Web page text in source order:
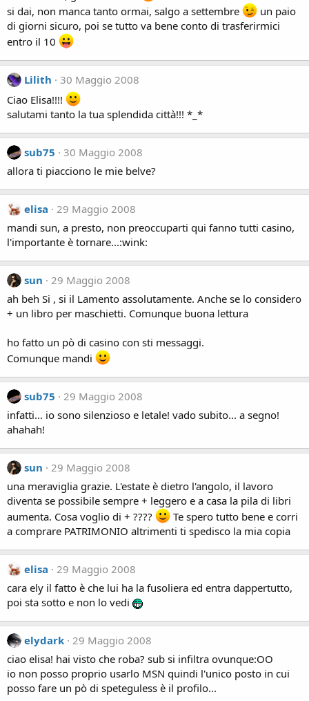
si dai, non manca tanto ormai, salgo a settembre
un paio
di giorni sicuro, poi se tutto va bene conto di trasferirmici
entro il 10
Lilith
30 Maggio 2008
Ciao Elisa!!!!
salutami tanto la tua splendida città!!! *_*
sub75
30 Maggio 2008
allora ti piacciono le mie belve?
elisa
29 Maggio 2008
mandi sun, a presto, non preoccuparti qui fanno tutti casino,
l'importante è tornare...:wink:
sun
29 Maggio 2008
ah beh Si , si il Lamento assolutamente. Anche se lo considero
+ un libro per maschietti. Comunque buona lettura
ho fatto un pò di casino con sti messaggi.
Comunque mandi
sub75
29 Maggio 2008
infatti... io sono silenzioso e letale! vado subito... a segno!
ahahah!
sun
29 Maggio 2008
una meraviglia grazie. L'estate è dietro l'angolo, il lavoro
diventa se possibile sempre + leggero e a casa la pila di libri
aumenta. Cosa voglio di + ????
Te spero tutto bene e corri
a comprare PATRIMONIO altrimenti ti spedisco la mia copia
elisa
29 Maggio 2008
cara ely il fatto è che lui ha la fusoliera ed entra dappertutto,
poi sta sotto e non lo vedi
elydark 29 Maggio 2008
ciao elisa! hai visto che roba? sub si infiltra ovunque:OO
io non posso proprio usarlo MSN quindi l'unico posto in cui
posso fare un pò di speteguless è il profilo...